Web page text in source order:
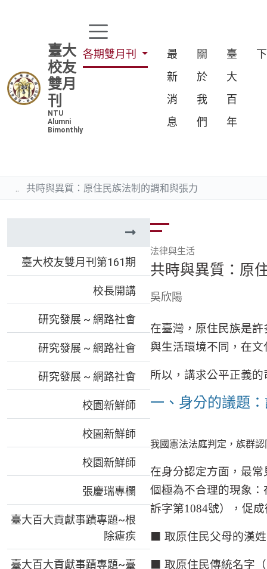
臺大
校友
雙月
刊
NTU
Alumni
Bimonthly
各期雙月刊
最
新
消
息
關
於
我
們
臺
大
百
年
共時與異質：原住民族法制的調和與張力
臺大校友雙月刊第161期
校長開講
研究發展 ~ 網路社會
研究發展 ~ 網路社會
研究發展 ~ 網路社會
校園新鮮師
校園新鮮師
校園新鮮師
張慶瑞專欄
臺大百大貢獻事蹟專題~根
除瘧疾
臺大百大貢獻事蹟專題~臺
法律與生活
共時與異質：原
吳欣陽
在臺灣，原住民族是
與生活環境不同，在
所以，講求公平正義
一、身分的議題
我國憲法法庭判定，族群
在身分認定方面，最
個極為不合理的現象
訴字第1084號），促
⬛ 取原住民父母的漢姓
⬛ 取原住民傳統名字